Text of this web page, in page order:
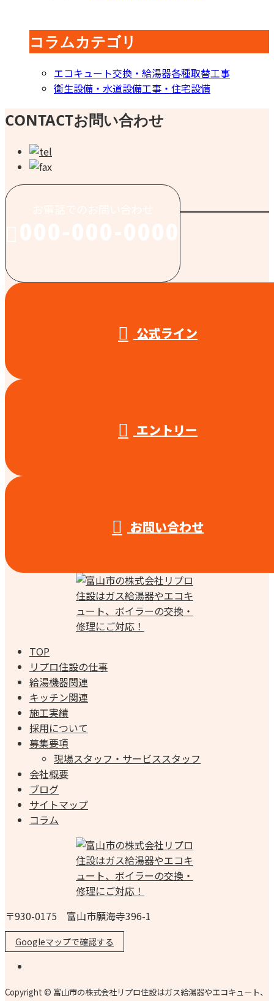
コラムカテゴリ
エコキュート交換・給湯器各種取替工事
衛生設備・水道設備工事・住宅設備
CONTACTお問い合わせ
公式ライン
エントリー
お問い合わせ
TOP
リプロ住設の仕事
給湯機器関連
キッチン関連
施工実績
採用について
募集要項
現場スタッフ・サービススタッフ
会社概要
ブログ
サイトマップ
コラム
〒930-0175 富山市願海寺396-1
Googleマップで確認する
Copyright © 富山市の株式会社リプロ住設はガス給湯器やエコキュート、